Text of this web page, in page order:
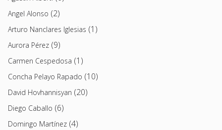
Angel Alonso (2)
Arturo Nanclares Iglesias (1)
Aurora Pérez (9)
Carmen Cespedosa (1)
Concha Pelayo Rapado (10)
David Hovhannisyan (20)
Diego Caballo (6)
Domingo Martínez (4)